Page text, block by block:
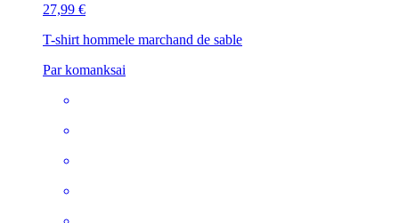
27,99 €
T-shirt hommele marchand de sable
Par komanksai